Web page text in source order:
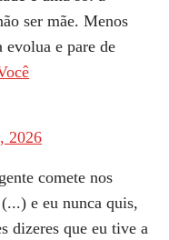
ser mãe. Menos
e pare de
2026
comete nos
e eu nunca quis,
dizeres que eu tive a